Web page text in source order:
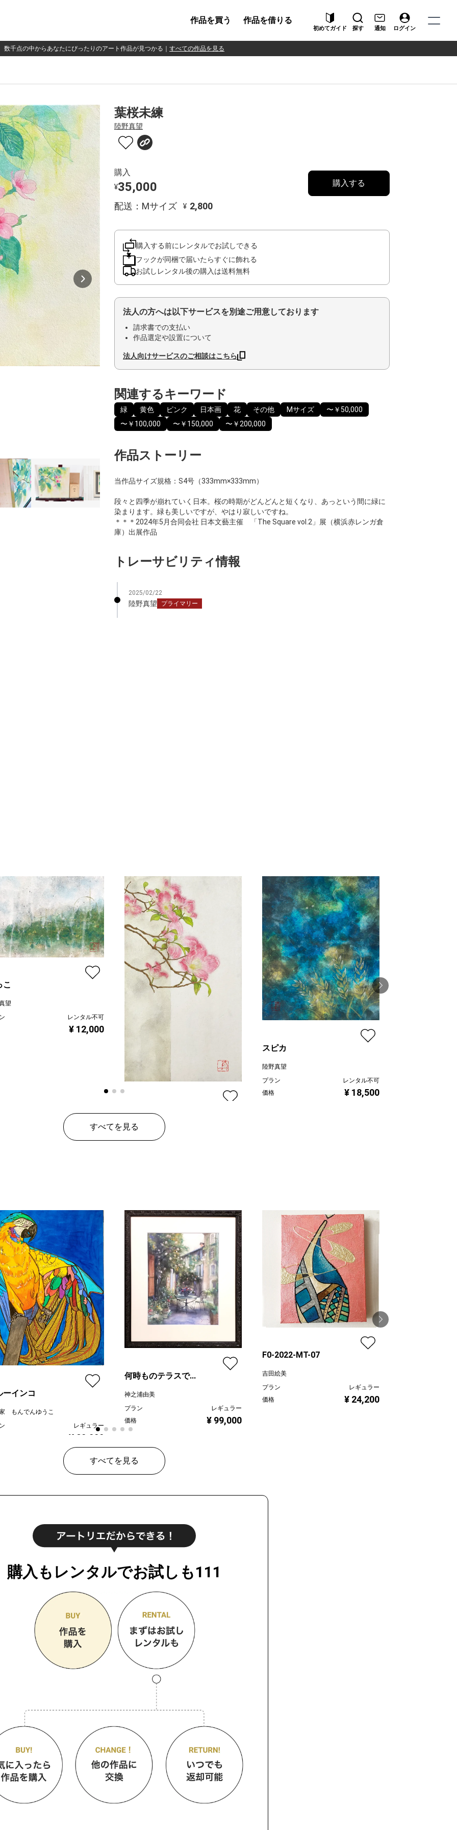
作品を買う 作品を借りる
初めてガイド 探す 通知 ログイン
数千点の中からあなたにぴったりのアート作品が見つかる すべての作品を見る
葉桜未練
陸野真望
購入
¥35,000
配送：Mサイズ ¥ 2,800
購入する
購入する前にレンタルでお試しできる
フックが同梱で届いたらすぐに飾れる
お試しレンタル後の購入は送料無料
法人の方へは以下サービスを別途ご用意しております
請求書での支払い
作品選定や設置について
法人向けサービスのご相談はこちら
関連するキーワード
緑 黄色 ピンク 日本画 花 その他 Mサイズ
〜￥50,000
〜￥100,000
〜￥150,000 〜￥200,000
作品ストーリー
当作品サイズ規格：S4号（333mm×333mm）
段々と四季が崩れていく日本。桜の時期がどんどんと短くなり、あっという間に緑に
染まります。緑も美しいですが、やはり寂しいですね。
＊＊＊2024年5月合同会社 日本文藝主催 「The Square vol.2」展（横浜赤レンガ倉
庫）出展作品
トレーサビリティ情報
2025/02/22
陸野真望 プライマリー
こ
望
レンタル不可
¥ 12,000
陸野真望
プラン
スピカ
陸野真望
プラン
レンタル不可
価格
¥ 18,500
すべてを見る
ーインコ
もんでんゆうこ
レギュラー
¥ 80,000
何時ものテラスで...
神之浦由美
プラン
レギュラー
価格
¥ 99,000
F0-2022-MT-07
吉田絵美
プラン
レギュラー
価格
¥ 24,200
すべてを見る
購入もレンタルでお試しも111